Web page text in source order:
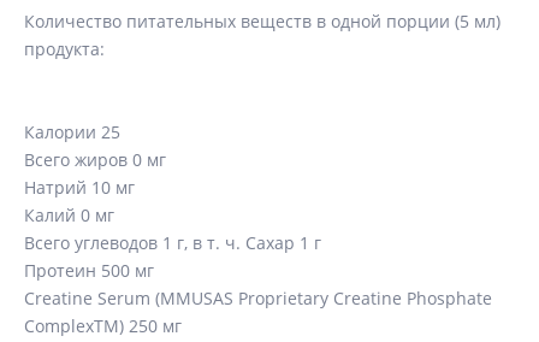
Количество питательных веществ в одной порции (5 мл)
Калории 25
Всего жиров 0 мг
Натрий 10 мг
Калий 0 мг
Всего углеводов 1 г, в т. ч. Сахар 1 г
Протеин 500 мг
Creatine Serum (MMUSAS Proprietary Creatine Phosphate